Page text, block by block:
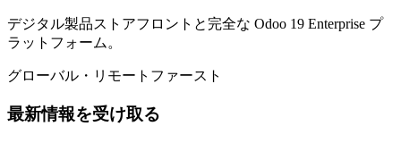
デジタル製品ストアフロントと完全な Odoo 19 Enterprise プ
ラットフォーム。
グローバル・リモートファースト
最新情報を受け取る